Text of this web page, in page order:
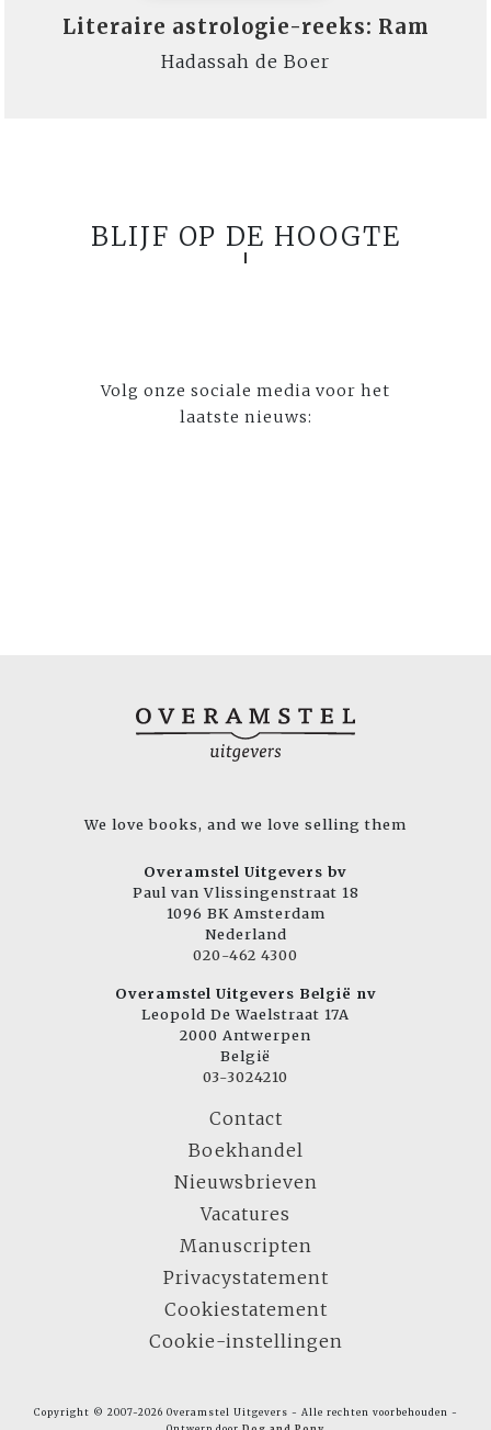
Literaire astrologie-reeks: Ram
Hadassah de Boer
BLIJF OP DE HOOGTE
Volg onze sociale media voor het
laatste nieuws:
We love books, and we love selling them
Overamstel Uitgevers bv
Paul van Vlissingenstraat 18
1096 BK Amsterdam
Nederland
020-462 4300
Overamstel Uitgevers België nv
Leopold De Waelstraat 17A
2000 Antwerpen
België
03-3024210
Contact
Boekhandel
Nieuwsbrieven
Vacatures
Manuscripten
Privacystatement
Cookiestatement
Cookie-instellingen
Copyright © 2007-2026 Overamstel Uitgevers - Alle rechten voorbehouden -